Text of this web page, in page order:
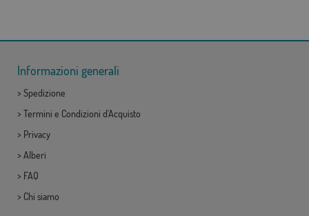
Informazioni generali
> Spedizione
> Termini e Condizioni d'Acquisto
> Privacy
> Alberi
> FAQ
> Chi siamo